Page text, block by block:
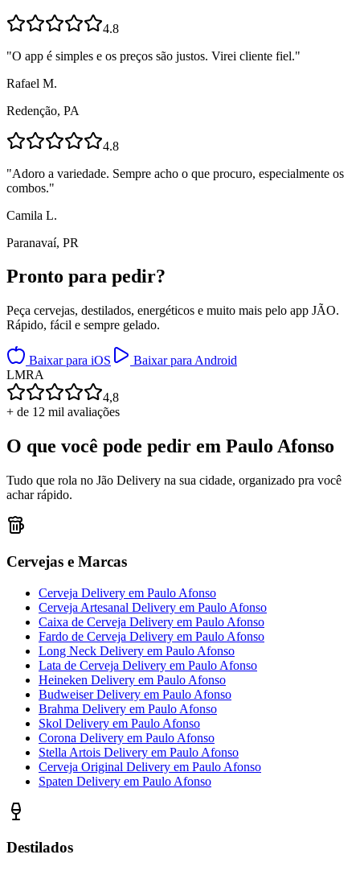
4.8
"O app é simples e os preços são justos. Virei cliente fiel."
Rafael M.
Redenção, PA
4.8
"Adoro a variedade. Sempre acho o que procuro, especialmente os
combos."
Camila L.
Paranavaí, PR
Pronto para pedir?
Peça cervejas, destilados, energéticos e muito mais pelo app JÃO.
Rápido, fácil e sempre gelado.
Baixar para iOS
Baixar para Android
LMRA
4,8
+ de 12 mil avaliações
O que você pode pedir em Paulo Afonso
Tudo que rola no Jão Delivery na sua cidade, organizado pra você
achar rápido.
Cervejas e Marcas
Cerveja Delivery em Paulo Afonso
Cerveja Artesanal Delivery em Paulo Afonso
Caixa de Cerveja Delivery em Paulo Afonso
Fardo de Cerveja Delivery em Paulo Afonso
Long Neck Delivery em Paulo Afonso
Lata de Cerveja Delivery em Paulo Afonso
Heineken Delivery em Paulo Afonso
Budweiser Delivery em Paulo Afonso
Brahma Delivery em Paulo Afonso
Skol Delivery em Paulo Afonso
Corona Delivery em Paulo Afonso
Stella Artois Delivery em Paulo Afonso
Cerveja Original Delivery em Paulo Afonso
Spaten Delivery em Paulo Afonso
Destilados